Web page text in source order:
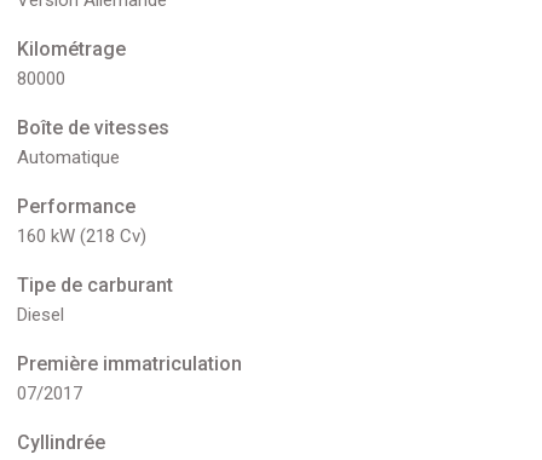
Kilométrage
80000
Boîte de vitesses
Automatique
Performance
160 kW (218 Cv)
Tipe de carburant
Diesel
Première immatriculation
07/2017
Cyllindrée